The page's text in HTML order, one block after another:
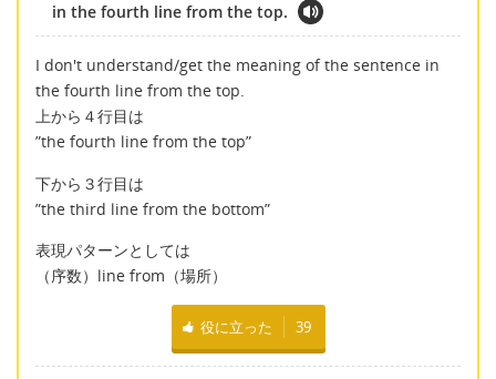
in the fourth line from the top.
I don't understand/get the meaning of the sentence in
the fourth line from the top.
上から４行目は
”the fourth line from the top”
下から３行目は
”the third line from the bottom”
表現パターンとしては
（序数）line from（場所）
役に立った 39